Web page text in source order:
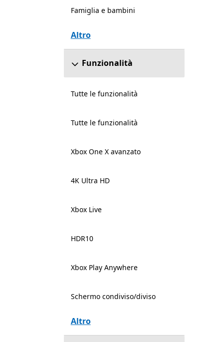
Famiglia e bambini
Altro
Funzionalità
Tutte le funzionalità
Tutte le funzionalità
Xbox One X avanzato
4K Ultra HD
Xbox Live
HDR10
Xbox Play Anywhere
Schermo condiviso/diviso
Altro